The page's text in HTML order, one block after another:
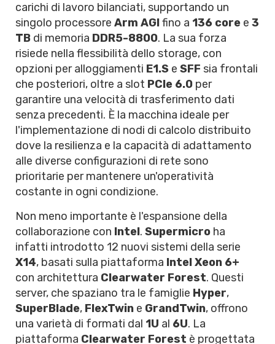
carichi di lavoro bilanciati, supportando un
singolo processore Arm AGIfino a 136 core e 3
TB di memoria DDR5-8800. La sua forza
risiede nella flessibilità dello storage, con
opzioni per alloggiamenti E1.S e SFF sia frontali
che posteriori, oltre a slot PCIe 6.0 per
garantire una velocità di trasferimento dati
senza precedenti. È la macchina ideale per
l'implementazione di nodi di calcolo distribuito
dove la resilienza e la capacità di adattamento
alle diverse configurazioni di rete sono
prioritarie per mantenere un'operatività
costante in ogni condizione.
Non meno importante è l'espansione della
collaborazione con Intel. Supermicro ha
infatti introdotto 12 nuovi sistemi della serie
X14, basati sulla piattaforma Intel Xeon 6+
con architettura Clearwater Forest. Questi
server, che spaziano tra le famiglie Hyper,
SuperBlade, FlexTwin e GrandTwin, offrono
una varietà di formati dal 1U al 6U. La
piattaforma Clearwater Forest è progettata